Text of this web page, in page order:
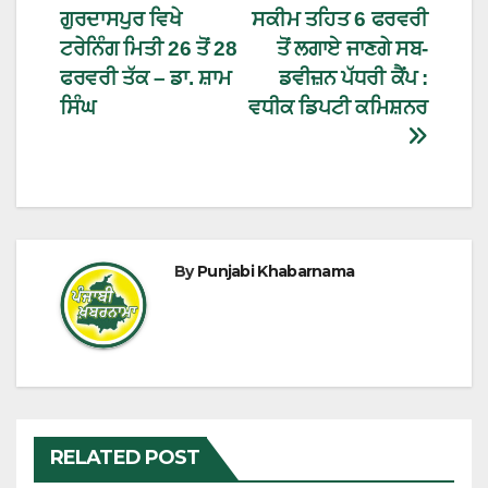
ਸਕੀਮ ਤਹਿਤ 6 ਫਰਵਰੀ
ਤੋਂ ਲਗਾਏ ਜਾਣਗੇ ਸਬ-
ਡਵੀਜ਼ਨ ਪੱਧਰੀ ਕੈਂਪ :
ਵਧੀਕ ਡਿਪਟੀ ਕਮਿਸ਼ਨਰ
ਗੁਰਦਾਸਪੁਰ ਵਿਖੇ
ਟਰੇਨਿੰਗ ਮਿਤੀ 26 ਤੋਂ 28
ਫਰਵਰੀ ਤੱਕ – ਡਾ. ਸ਼ਾਮ
ਸਿੰਘ
ByPunjabi Khabarnama
RELATED POST